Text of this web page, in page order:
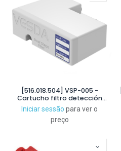
[516.018.504] VSP-005 -
Cartucho filtro detección
VESDA. Compatible con VLC,
VLF, VLP y VLS
Iniciar sessão para ver o
preço